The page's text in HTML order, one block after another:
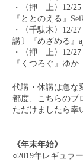
・〈押 上〉12/25
『ととのえる』
・〈千駄木〉12/
講〕『めざめる』
・〈押 上〉12/27
『くつろぐ』ゆか
代講・休講は急な
都度、こちらのブ
ただけましたら幸
《年末年始》
○2019年レギュラ